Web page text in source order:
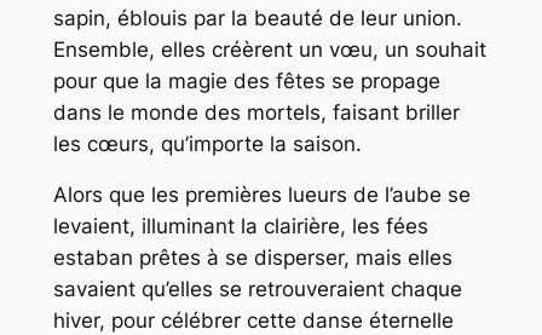
sapin, éblouis par la beauté de leur union.
Ensemble, elles créèrent un vœu, un souhait
pour que la magie des fêtes se propage
dans le monde des mortels, faisant briller
les cœurs, qu’importe la saison.
Alors que les premières lueurs de l’aube se
levaient, illuminant la clairière, les fées
estaban prêtes à se disperser, mais elles
savaient qu’elles se retrouveraient chaque
hiver, pour célébrer cette danse éternelle